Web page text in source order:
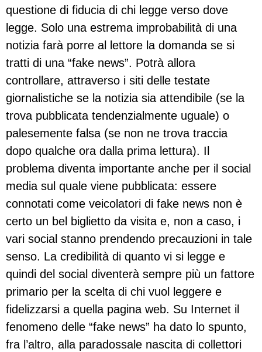
questione di fiducia di chi legge verso dove
legge. Solo una estrema improbabilità di una
notizia farà porre al lettore la domanda se si
tratti di una “fake news”. Potrà allora
controllare, attraverso i siti delle testate
giornalistiche se la notizia sia attendibile (se la
trova pubblicata tendenzialmente uguale) o
palesemente falsa (se non ne trova traccia
dopo qualche ora dalla prima lettura). Il
problema diventa importante anche per il social
media sul quale viene pubblicata: essere
connotati come veicolatori di fake news non è
certo un bel biglietto da visita e, non a caso, i
vari social stanno prendendo precauzioni in tale
senso. La credibilità di quanto vi si legge e
quindi del social diventerà sempre più un fattore
primario per la scelta di chi vuol leggere e
fidelizzarsi a quella pagina web. Su Internet il
fenomeno delle “fake news” ha dato lo spunto,
fra l’altro, alla paradossale nascita di collettori